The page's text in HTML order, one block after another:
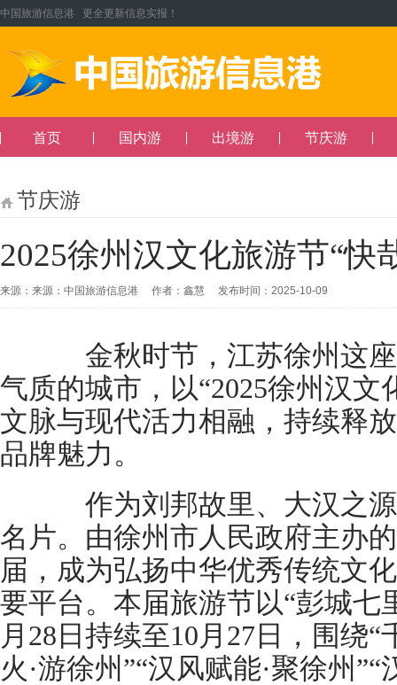
中国旅游信息港 更全更新信息实报！
首页 国内游 出境游 节庆游
节庆游
2025徐州汉文化旅游节“快
来源：来源：中国旅游信息港 作者：鑫慧 发布时间：2025-10-09
金秋时节，江苏徐州这座
气质的城市，以“2025徐州汉
文脉与现代活力相融，持续释
品牌魅力。
作为刘邦故里、大汉之源
名片。由徐州市人民政府主办
届，成为弘扬中华优秀传统文
要平台。本届旅游节以“彭城七
月28日持续至10月27日，围绕“
火·游徐州”“汉风赋能·聚徐州